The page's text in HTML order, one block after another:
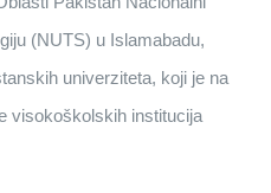
(NUTS) u Islamabadu,
univerziteta, koji je na
visokoškolskih institucija